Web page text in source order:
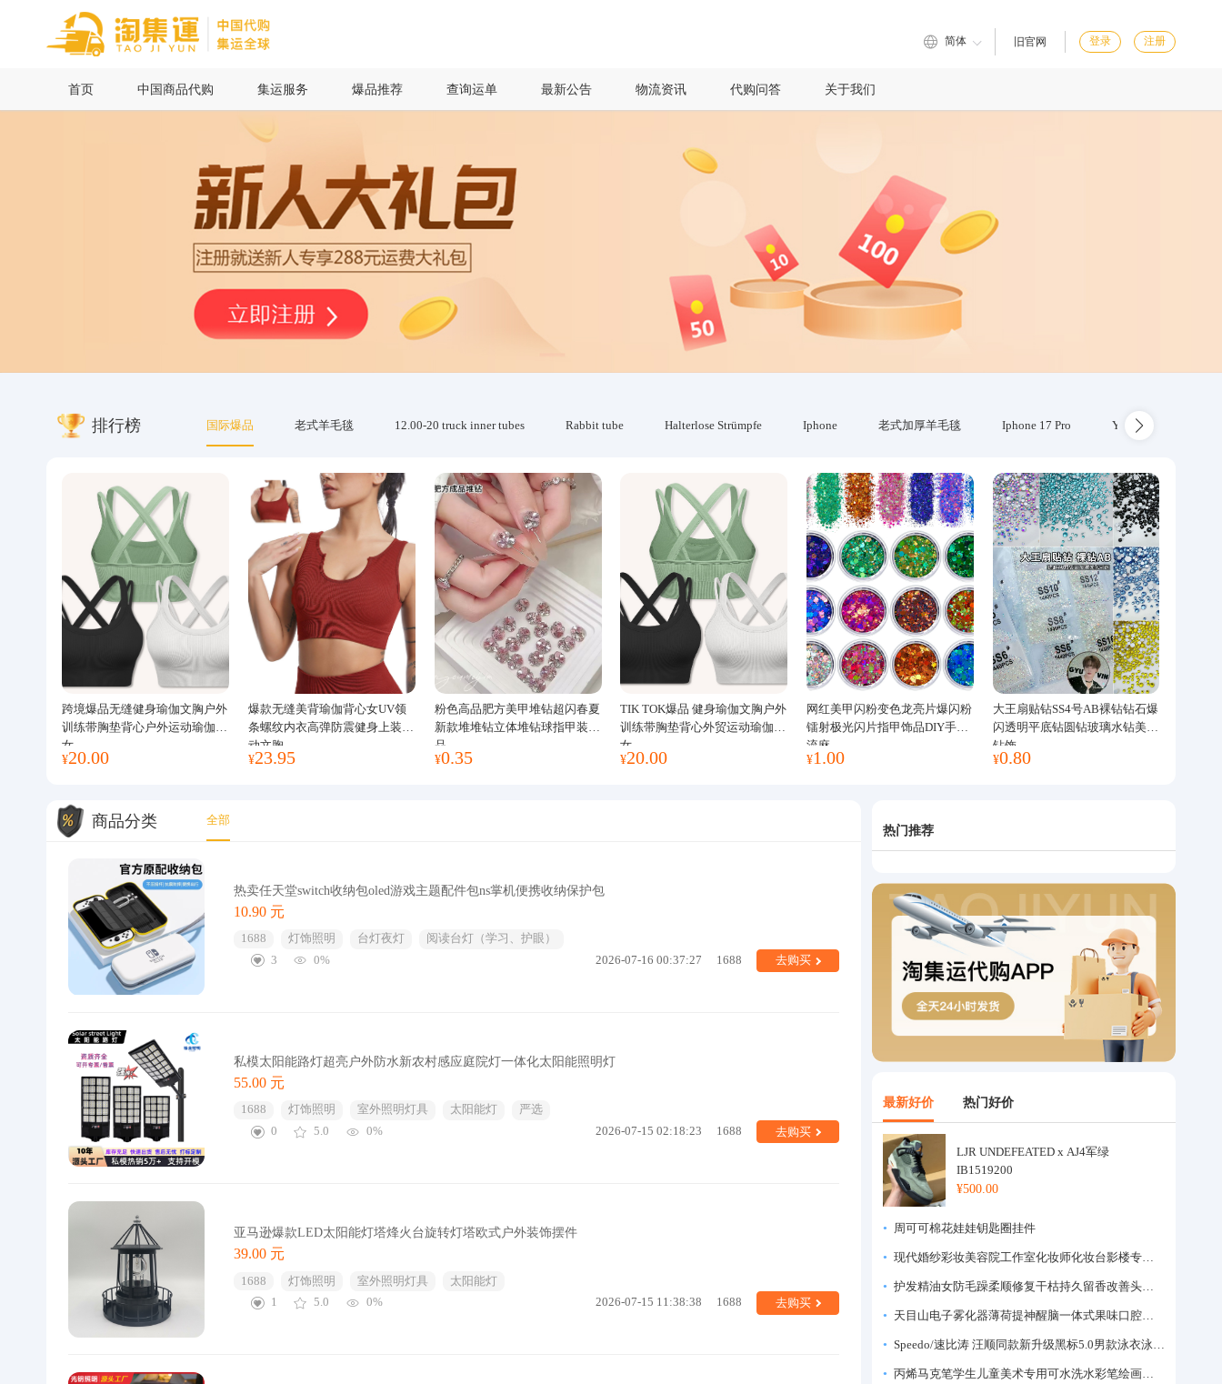
简体 旧官网 登录 注册
首页 中国商品代购 集运服务 爆品推荐 查询运单 最新公告 物流资讯 代购问答 关于我们
排行榜 国际爆品 老式羊毛毯 12.00-20 truck inner tubes Rabbit tube Halterlose Strümpfe Iphone 老式加厚羊毛毯 Iphone 17 Pro Yubikey
跨境爆品无缝健身瑜伽文胸户外
训练带胸垫背心户外运动瑜伽服
女
¥20.00
爆款无缝美背瑜伽背心女UV领
条螺纹内衣高弹防震健身上装运
动文胸
¥23.95
粉色高品肥方美甲堆钻超闪春夏
新款堆堆钻立体堆钻球指甲装饰
品
¥0.35
TIK TOK爆品 健身瑜伽文胸户外
训练带胸垫背心外贸运动瑜伽服
女
¥20.00
网红美甲闪粉变色龙亮片爆闪粉
镭射极光闪片指甲饰品DIY手工
流麻
¥1.00
大王扇贴钻SS4号AB裸钻钻石爆
闪透明平底钻圆钻玻璃水钻美甲
钻饰
¥0.80
商品分类 全部
热卖任天堂switch收纳包oled游戏主题配件包ns掌机便携收纳保护包
10.90 元
1688 灯饰照明 台灯夜灯
阅读台灯（学习、护眼）
3
0% 2026-07-16 00:37:27 1688 去购买
私模太阳能路灯超亮户外防水新农村感应庭院灯一体化太阳能照明灯
55.00 元
1688 灯饰照明 室外照明灯具 太阳能灯
严选
0
5.0 0% 2026-07-15 02:18:23 1688 去购买
亚马逊爆款LED太阳能灯塔烽火台旋转灯塔欧式户外装饰摆件
39.00 元
1688 灯饰照明 室外照明灯具
太阳能灯
1
5.0 0% 2026-07-15 11:38:38 1688 去购买
热门推荐
最新好价 热门好价
LJR UNDEFEATED x AJ4军绿
IB1519200
¥500.00
周可可棉花娃娃钥匙圈挂件
现代婚纱彩妆美容院工作室化妆师化妆台影楼专业化妆师专用梳妆台
护发精油女防毛躁柔顺修复干枯持久留香改善头发毛躁柔顺剂神器
天目山电子雾化器薄荷提神醒脑一体式果味口腔喷雾吸入式戒烟神器
Speedo/速比涛 汪顺同款新升级黑标5.0男款泳衣泳裤温泉游泳套装
丙烯马克笔学生儿童美术专用可水洗水彩笔绘画彩色涂鸦画笔不透色可叠色防水手绘diy丙烯颜料笔水性填色笔